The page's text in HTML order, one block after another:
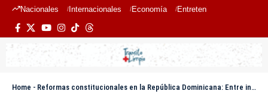
Nacionales Internacionales Economía Entretenimiento
Home - Reformas constitucionales en la República Dominicana: Entre intereses políticos y la necesidad de un cambio verdadero